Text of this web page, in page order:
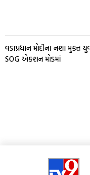
વડાપ્રધાન મોદીના નશા
SOG એક્શન મોડમાં